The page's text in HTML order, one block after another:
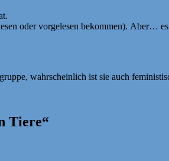
oder vorgelesen bekommen). Aber…
wahrscheinlich ist sie auch
Tiere“